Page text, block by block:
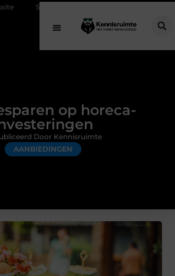
aan een goed doel: waarom geven belangrijk is
op horeca-
AANBIEDINGEN
Door Kennisruimte